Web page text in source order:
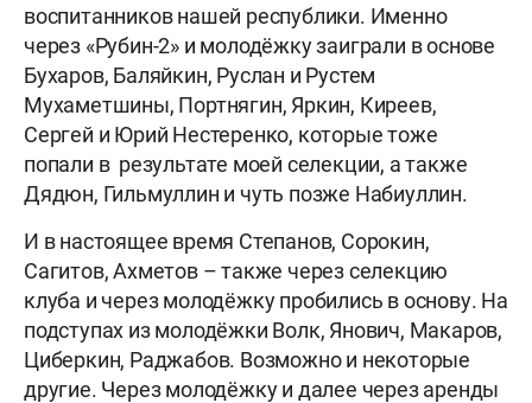
воспитанников нашей республики. Именно
через «Рубин-2» и молодёжку заиграли в основе
Бухаров, Баляйкин, Руслан и Рустем
Мухаметшины, Портнягин, Яркин, Киреев,
Сергей и Юрий Нестеренко, которые тоже
попали в результате моей селекции, а также
Дядюн, Гильмуллин и чуть позже Набиуллин.
И в настоящее время Степанов, Сорокин,
Сагитов, Ахметов – также через селекцию
клуба и через молодёжку пробились в основу. На
подступах из молодёжки Волк, Янович, Макаров,
Циберкин, Раджабов. Возможно и некоторые
другие. Через молодёжку и далее через аренды